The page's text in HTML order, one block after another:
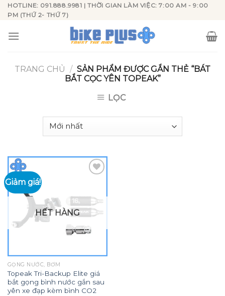
Skip
content
HOTLINE: 091.888.9981 | THỜI GIAN LÀM VIỆC: 7:00 AM - 9:00
PM (THỨ 2- THỨ 7)
TRANG CHỦ / SẢN PHẨM ĐƯỢC GẮN THẺ “BÁT
BẮT CỌC YÊN TOPEAK”
LỌC
Giảm giá!
Add to
wishlist
HẾT HÀNG
GỌNG NƯỚC, BƠM
Topeak Tri-Backup Elite giá
bắt gọng bình nước gắn sau
yên xe đạp kèm bình CO2